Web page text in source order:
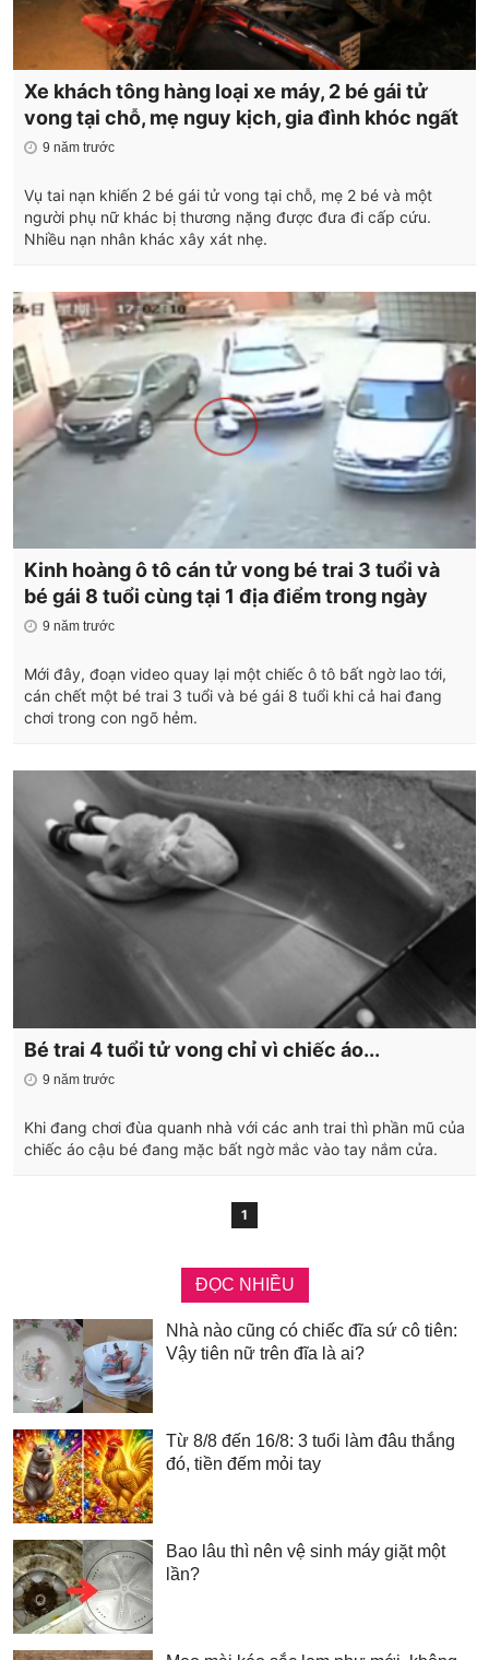
Xe khách tông hàng loại xe máy, 2 bé gái tử
vong tại chỗ, mẹ nguy kịch, gia đình khóc ngất
9 năm trước
Vụ tai nạn khiến 2 bé gái tử vong tại chỗ, mẹ 2 bé và một
người phụ nữ khác bị thương nặng được đưa đi cấp cứu.
Nhiều nạn nhân khác xây xát nhẹ.
Kinh hoàng ô tô cán tử vong bé trai 3 tuổi và
bé gái 8 tuổi cùng tại 1 địa điểm trong ngày
9 năm trước
Mới đây, đoạn video quay lại một chiếc ô tô bất ngờ lao tới,
cán chết một bé trai 3 tuổi và bé gái 8 tuổi khi cả hai đang
chơi trong con ngõ hẻm.
Bé trai 4 tuổi tử vong chỉ vì chiếc áo...
9 năm trước
Khi đang chơi đùa quanh nhà với các anh trai thì phần mũ của
chiếc áo cậu bé đang mặc bất ngờ mắc vào tay nắm cửa.
1
ĐỌC NHIỀU
Nhà nào cũng có chiếc đĩa sứ cô tiên:
Vậy tiên nữ trên đĩa là ai?
Từ 8/8 đến 16/8: 3 tuổi làm đâu thắng
đó, tiền đếm mỏi tay
Bao lâu thì nên vệ sinh máy giặt một
lần?